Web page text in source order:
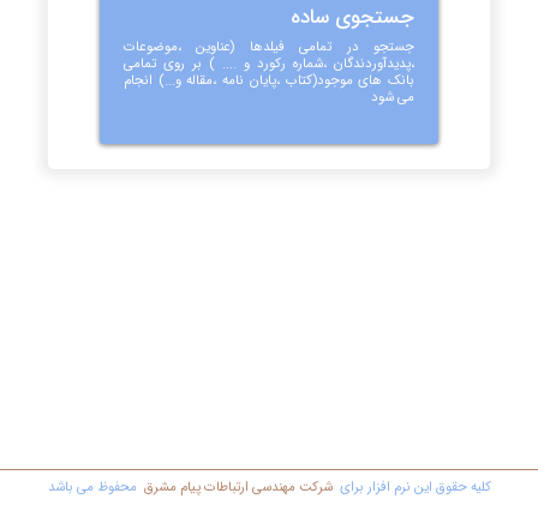
جستجوی ساده
جستجو در تمامی فیلدها (عناوین ،موضوعات
،پدیدآوردندگان ،شماره رکورد و .... ) بر روی تمامی
بانک های موجود(کتاب ،پایان نامه ،مقاله و...) انجام
می شود
کليه حقوق اين نرم افزار برای شرکت مهندسي ارتباطات پیام مشرق محفوظ مي باشد